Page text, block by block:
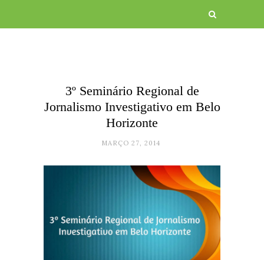
3º Seminário Regional de
Jornalismo Investigativo em Belo
Horizonte
MARÇO 27, 2014